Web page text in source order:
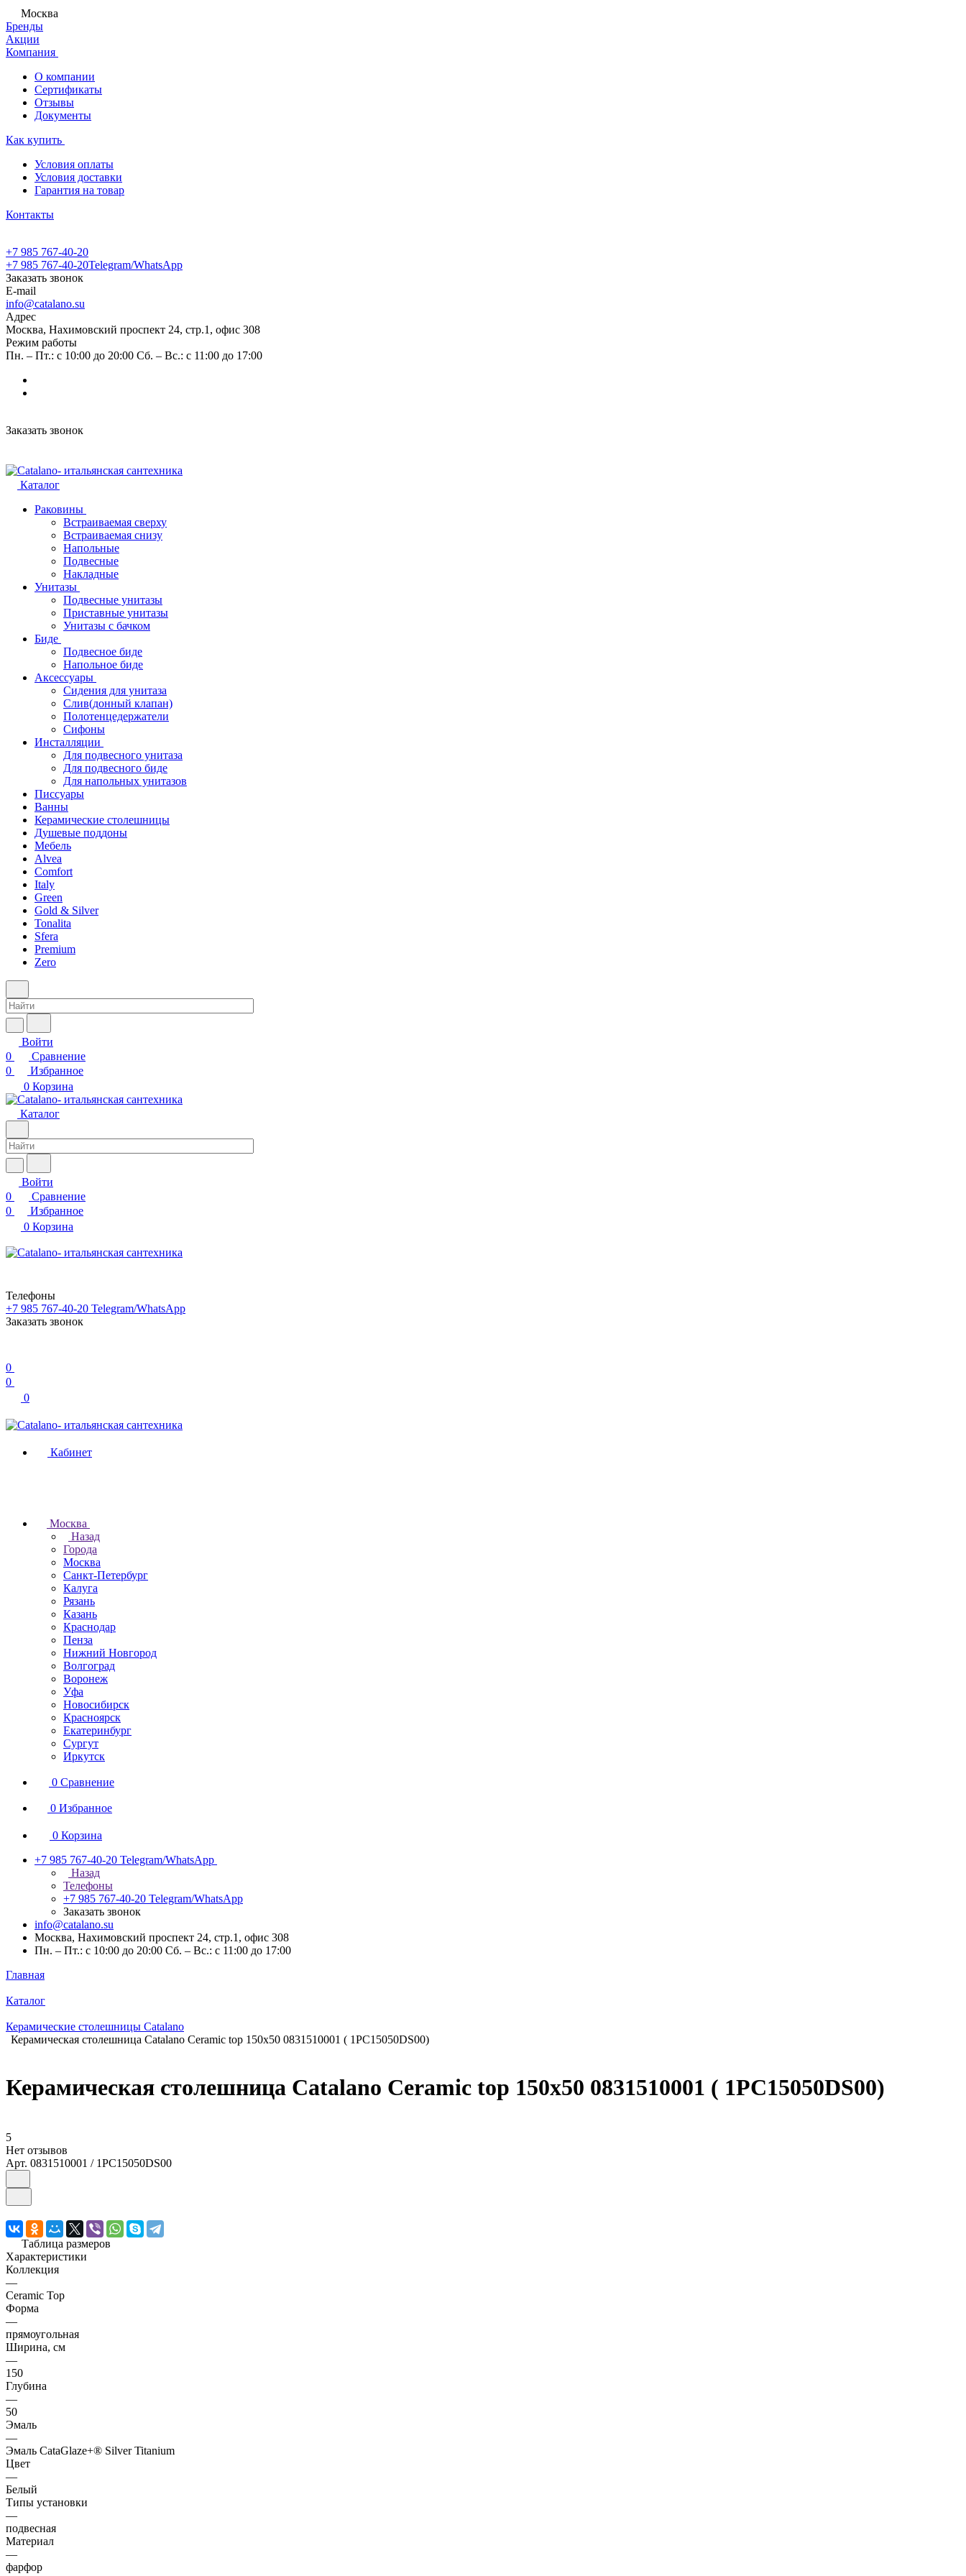
Москва
Бренды
Акции
Компания
О компании
Сертификаты
Отзывы
Документы
Как купить
Условия оплаты
Условия доставки
Гарантия на товар
Контакты
+7 985 767-40-20
+7 985 767-40-20Telegram/WhatsApp
Заказать звонок
E-mail
info@catalano.su
Адрес
Москва, Нахимовский проспект 24, стр.1, офис 308
Режим работы
Пн. – Пт.: с 10:00 до 20:00 Сб. – Вс.: с 11:00 до 17:00
Заказать звонок
Каталог
Раковины
Встраиваемая сверху
Встраиваемая снизу
Напольные
Подвесные
Накладные
Унитазы
Подвесные унитазы
Приставные унитазы
Унитазы с бачком
Биде
Подвесное биде
Напольное биде
Аксессуары
Сидения для унитаза
Слив(донный клапан)
Полотенцедержатели
Сифоны
Инсталляции
Для подвесного унитаза
Для подвесного биде
Для напольных унитазов
Писсуары
Ванны
Керамические столешницы
Душевые поддоны
Мебель
Alvea
Comfort
Italy
Green
Gold & Silver
Tonalita
Sfera
Premium
Zero
Войти
0
Сравнение
0
Избранное
0 Корзина
Каталог
Войти
0
Сравнение
0
Избранное
0 Корзина
Телефоны
+7 985 767-40-20 Telegram/WhatsApp
Заказать звонок
0
0
0
Кабинет
Москва
Назад
Города
Москва
Санкт-Петербург
Калуга
Рязань
Казань
Краснодар
Пенза
Нижний Новгород
Волгоград
Воронеж
Уфа
Новосибирск
Красноярск
Екатеринбург
Сургут
Иркутск
0 Сравнение
0 Избранное
0 Корзина
+7 985 767-40-20 Telegram/WhatsApp
Назад
Телефоны
+7 985 767-40-20 Telegram/WhatsApp
Заказать звонок
info@catalano.su
Москва, Нахимовский проспект 24, стр.1, офис 308
Пн. – Пт.: с 10:00 до 20:00 Сб. – Вс.: с 11:00 до 17:00
Главная
Каталог
Керамические столешницы Catalano
Керамическая столешница Catalano Ceramic top 150x50 0831510001 ( 1PC15050DS00)
Керамическая столешница Catalano Ceramic top 150x50 0831510001 ( 1PC15050DS00)
5
Нет отзывов
Арт. 0831510001 / 1PC15050DS00
Таблица размеров
Характеристики
Коллекция
—
Ceramic Top
Форма
—
прямоугольная
Ширина, см
—
150
Глубина
—
50
Эмаль
—
Эмаль CataGlaze+® Silver Titanium
Цвет
—
Белый
Типы установки
—
подвесная
Материал
—
фарфор